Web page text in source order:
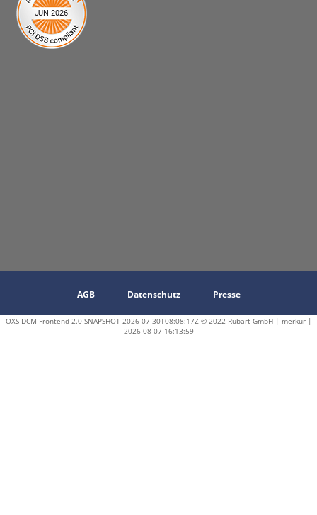
AGB Datenschutz Presse
OXS-DCM Frontend 2.0-SNAPSHOT 2026-07-30T08:08:17Z © 2022 Rubart GmbH | merkur |
2026-08-07 16:13:59